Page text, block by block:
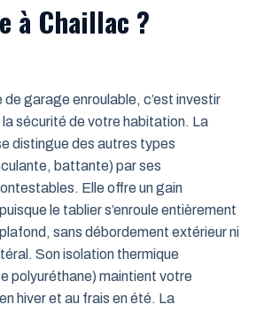
à Chaillac ?
de garage enroulable, c’est investir
sécurité de votre habitation. La
distingue des autres types
battante) par ses
Elle offre un gain
le tablier s’enroule entièrement
sans débordement extérieur ni
Son isolation thermique
polyuréthane) maintient votre
hiver et au frais en été. La